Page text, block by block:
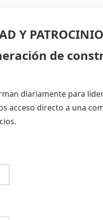
Y PATROCINIO
de
diariamente para
acceso directo a una